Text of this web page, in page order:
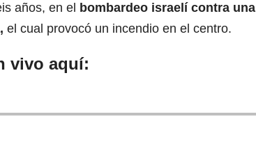
años, en el
bombardeo israelí contra una
el cual provocó un incendio en el centro.
vivo aquí: